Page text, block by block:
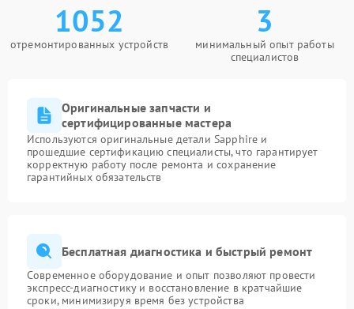
1052
отремонтированных устройств
3
минимальный опыт работы
специалистов
Оригинальные запчасти и
сертифицированные мастера
Используются оригинальные детали Sapphire и
прошедшие сертификацию специалисты, что гарантирует
корректную работу после ремонта и сохранение
гарантийных обязательств
Бесплатная диагностика и быстрый ремонт
Современное оборудование и опыт позволяют провести
экспресс-диагностику и восстановление в кратчайшие
сроки, минимизируя время без устройства